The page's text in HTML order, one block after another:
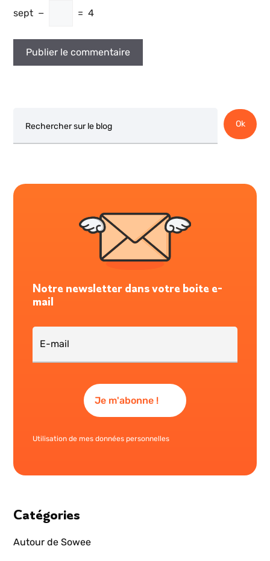
sept − = 4
Ok
Notre newsletter dans votre boite e-
mail
Utilisation de mes données personnelles
Catégories
Autour de Sowee